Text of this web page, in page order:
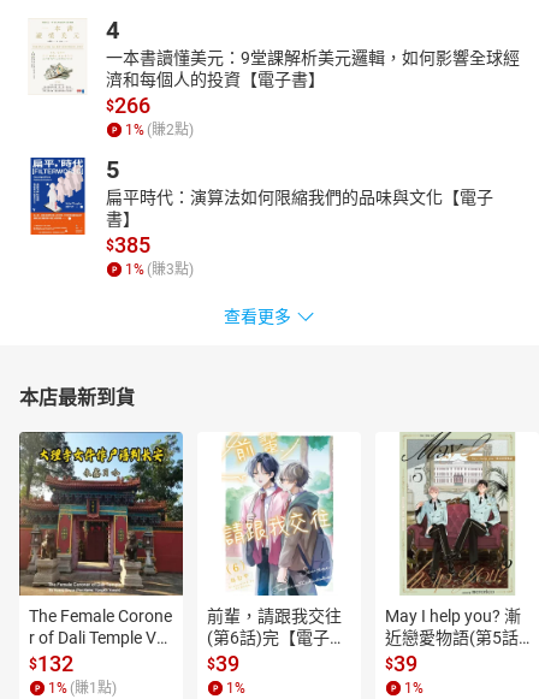
4
一本書讀懂美元：9堂課解析美元邏輯，如何影響全球經
濟和每個人的投資【電子書】
$266
1% (賺2點)
5
扁平時代：演算法如何限縮我們的品味與文化【電子
書】
$385
1% (賺3點)
查看更多
本店最新到貨
The Female Corone
r of Dali Temple Vo
l.6【有聲書】
$132
1 % (賺1 點)
前輩，請跟我交往
(第6話)完【電子
書】
$39
1 %
May I help you? 漸
近戀愛物語(第5話)
【電子書】
$39
1 %